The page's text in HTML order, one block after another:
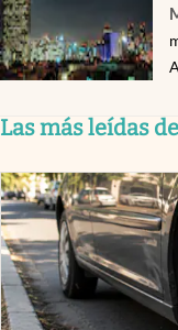
Las más leídas